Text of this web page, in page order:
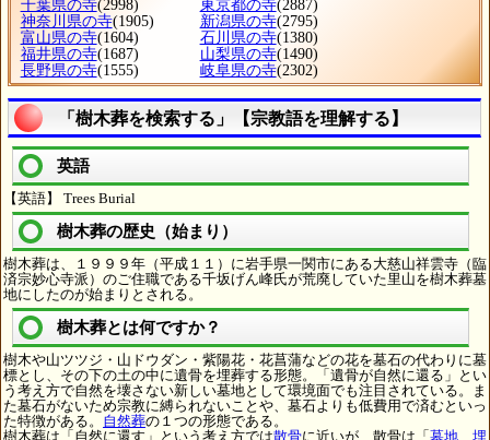
千葉県の寺(2998) 東京都の寺(2887)
神奈川県の寺(1905) 新潟県の寺(2795)
富山県の寺(1604) 石川県の寺(1380)
福井県の寺(1687) 山梨県の寺(1490)
長野県の寺(1555) 岐阜県の寺(2302)
「樹木葬を検索する」【宗教語を理解する】
英語
【英語】 Trees Burial
樹木葬の歴史（始まり）
樹木葬は、１９９９年（平成１１）に岩手県一関市にある大慈山祥雲寺（臨
済宗妙心寺派）のご住職である千坂げん峰氏が荒廃していた里山を樹木葬墓
地にしたのが始まりとされる。
樹木葬とは何ですか？
樹木や山ツツジ・山ドウダン・紫陽花・花菖蒲などの花を墓石の代わりに墓
標とし、その下の土の中に遺骨を埋葬する形態。「遺骨が自然に還る」とい
う考え方で自然を壊さない新しい墓地として環境面でも注目されている。ま
た墓石がないため宗教に縛られないことや、墓石よりも低費用で済むといっ
た特徴がある。 自然葬の１つの形態である。
樹木葬は「自然に還す」という考え方では散骨に近いが、散骨は「 墓地、埋